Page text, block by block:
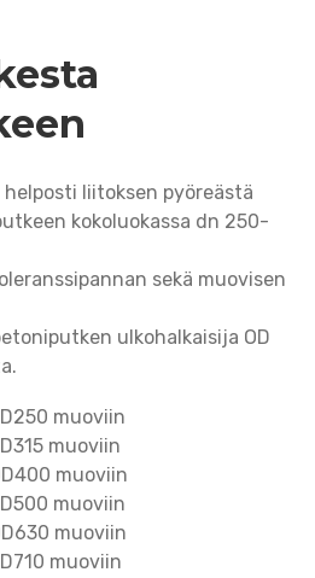
liitoksen pyöreästä
kokoluokassa dn 250-
sekä muovisen
ulkohalkaisija OD
muoviin
muoviin
muoviin
muoviin
muoviin
muoviin